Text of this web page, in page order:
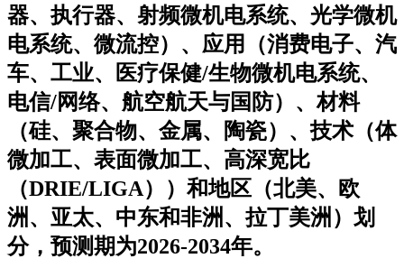
器、执行器、射频微机电系统、光学微机
电系统、微流控）、应用（消费电子、汽
车、工业、医疗保健/生物微机电系统、
电信/网络、航空航天与国防）、材料
（硅、聚合物、金属、陶瓷）、技术（体
微加工、表面微加工、高深宽比
（DRIE/LIGA））和地区（北美、欧
洲、亚太、中东和非洲、拉丁美洲）划
分，预测期为2026-2034年。